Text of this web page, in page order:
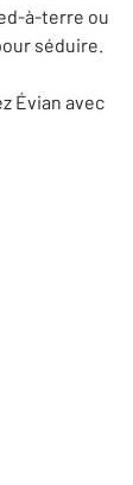
à-terre ou
séduire.
Évian avec